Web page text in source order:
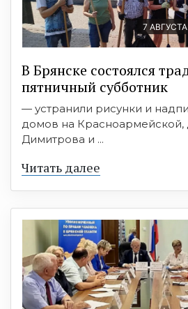
7 АВГУСТА
В Брянске состоялся
пятничный субботник
— устранили рисунки и
домов на Красноармейской,
Димитрова и ...
Читать далее